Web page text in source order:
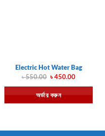
Electric Hot Water Bag
৳550.00 Original
was:
৳ 550.00.
৳450.00Current
is:
৳ 450.00.
অর্ডার করুন